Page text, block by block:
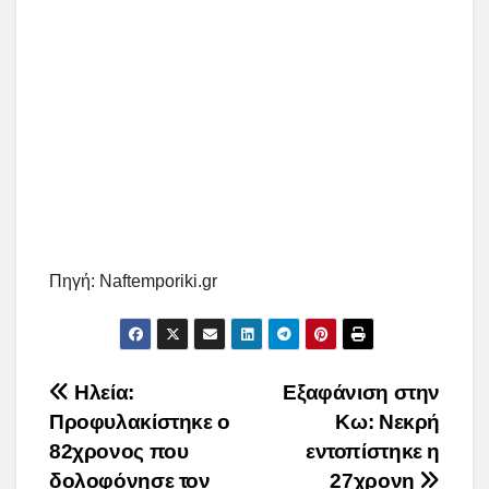
Πηγή: Naftemporiki.gr
Post
navigation
Εξαφάνιση στην
Κω: Νεκρή
εντοπίστηκε η
27χρονη
Ηλεία:
Προφυλακίστηκε ο
82χρονος που
δολοφόνησε τον